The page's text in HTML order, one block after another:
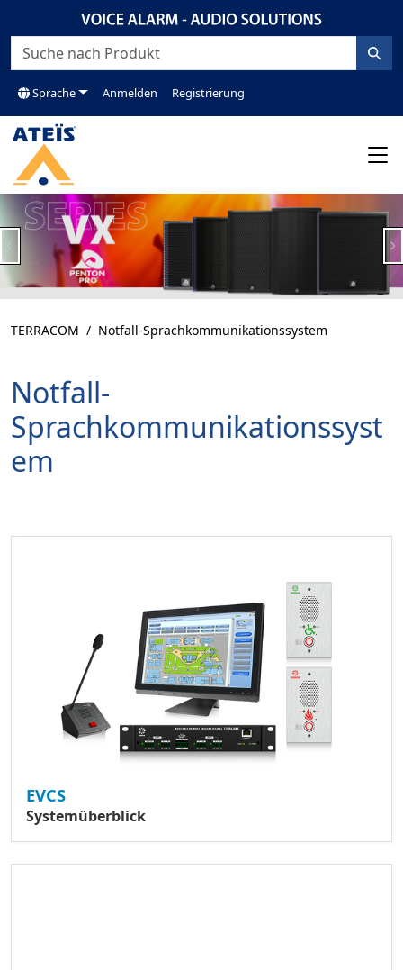
Sprache Anmelden Registrierung
Previous
TERRACOM Notfall-Sprachkommunikationssystem
Notfall-
Sprachkommunikationssyst
em
EVCS
Systemüberblick